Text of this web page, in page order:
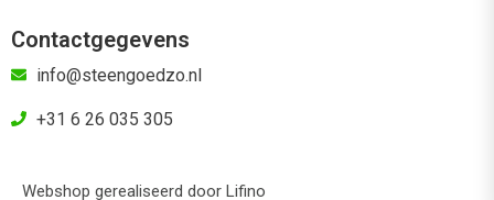
Contactgegevens
info@steengoedzo.nl
+31 6 26 035 305
Webshop gerealiseerd door Lifino